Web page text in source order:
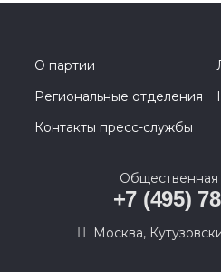
О партии
Региональные отделения
Контакты пресс-службы
+7 (495)
Москва,